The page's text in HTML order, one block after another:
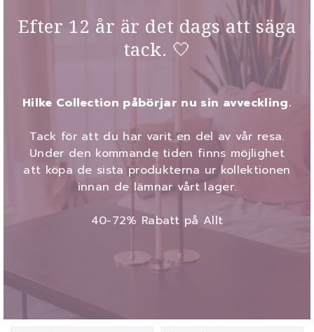
Efter 12 år är det dags att säga
tack. 🤍
Hilke Collection påbörjar nu sin avveckling.
Tack för att du har varit en del av vår resa.
Under den kommande tiden finns möjlighet
att köpa de sista produkterna ur kollektionen
innan de lämnar vårt lager.
40-72% Rabatt på Allt